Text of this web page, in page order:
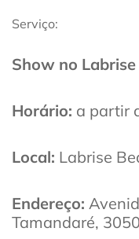
Serviço:
Show no
Horário: a partir
Local: Labrise
Endereço:
Tamandaré,